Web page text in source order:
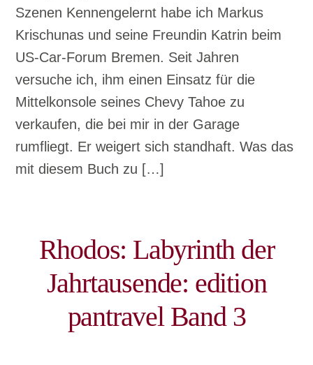
Szenen Kennengelernt habe ich Markus
Krischunas und seine Freundin Katrin beim
US-Car-Forum Bremen. Seit Jahren
versuche ich, ihm einen Einsatz für die
Mittelkonsole seines Chevy Tahoe zu
verkaufen, die bei mir in der Garage
rumfliegt. Er weigert sich standhaft. Was das
mit diesem Buch zu […]
Rhodos: Labyrinth der
Jahrtausende: edition
pantravel Band 3